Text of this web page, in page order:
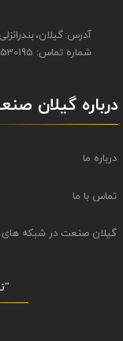
آدرس: گیلان،
شماره تماس: 01344530195 - 09111843948
درباره گیلان
درباره ما
تماس با ما
گیلان صنعت در شبکه های